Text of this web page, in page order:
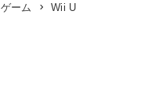
ゲーム Wii U